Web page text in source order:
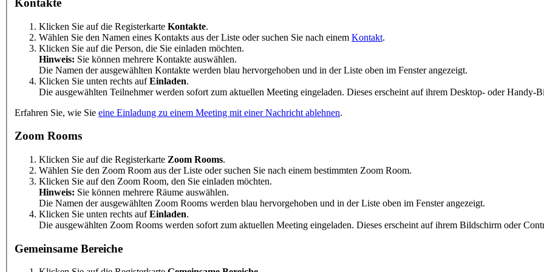
Kontakte
Klicken Sie auf die Registerkarte Kontakte.
Wählen Sie den Namen eines Kontakts aus der Liste oder suchen Sie nach einem Kontakt.
Klicken Sie auf die Person, die Sie einladen möchten.
Hinweis: Sie können mehrere Kontakte auswählen.
Die Namen der ausgewählten Kontakte werden blau hervorgehoben und in der Liste oben im Fenster angezeigt.
Klicken Sie unten rechts aufEinladen.
Die ausgewählten Teilnehmer werden sofort zum aktuellen Meeting eingeladen. Dieses erscheint auf ihrem Desktop- oder Handy-
Erfahren Sie, wie Sie eine Einladung zu einem Meeting mit einer Nachricht ablehnen.
Zoom Rooms
Klicken Sie auf die Registerkarte Zoom Rooms.
Wählen Sie den Zoom Room aus der Liste oder suchen Sie nach einem bestimmten Zoom Room.
Klicken Sie auf den Zoom Room, den Sie einladen möchten.
Hinweis: Sie können mehrere Räume auswählen.
Die Namen der ausgewählten Zoom Rooms werden blau hervorgehoben und in der Liste oben im Fenster angezeigt.
Klicken Sie unten rechts aufEinladen.
Die ausgewählten Zoom Rooms werden sofort zum aktuellen Meeting eingeladen. Dieses erscheint auf ihrem Bildschirm oder
Gemeinsame Bereiche